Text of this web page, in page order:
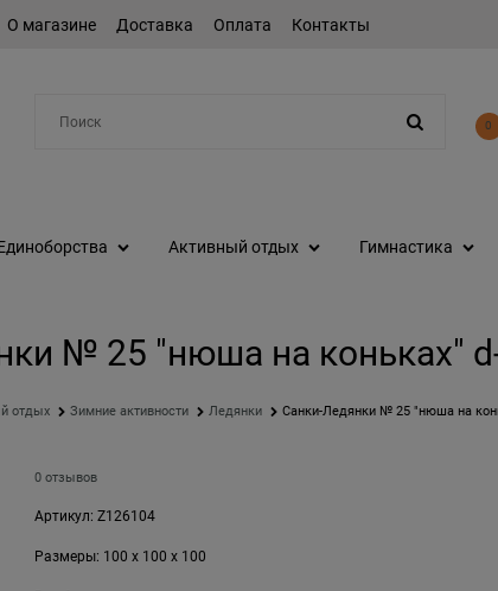
О магазине Доставка Оплата Контакты
0
Активный отдых Гимнастика
№ 25 "нюша на коньках"
отдых Зимние активности Ледянки Санки-Ледянки № 25 "нюша на
0 отзывов
Артикул: Z126104
Размеры: 100 x 100 x 100